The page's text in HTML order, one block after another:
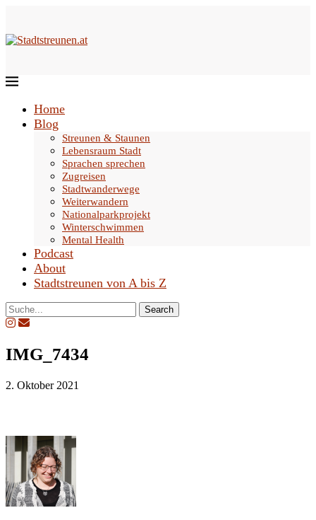
Home
Blog
Streunen & Staunen
Lebensraum Stadt
Sprachen sprechen
Zugreisen
Stadtwanderwege
Weiterwandern
Nationalparkprojekt
Winterschwimmen
Mental Health
Podcast
About
Stadtstreunen von A bis Z
Search
IMG_7434
2. Oktober 2021